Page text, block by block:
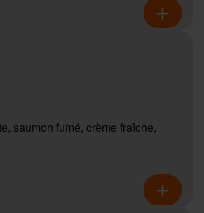
saumon fumé, crème fraîche,